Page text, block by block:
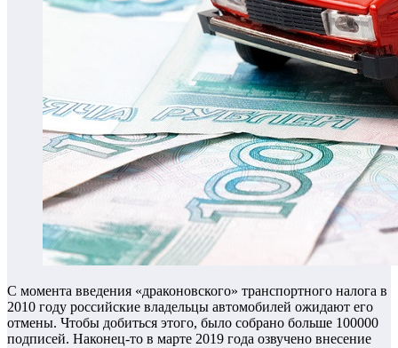
С момента введения «драконовского» транспортного налога в
2010 году российские владельцы автомобилей ожидают его
отмены. Чтобы добиться этого, было собрано больше 100000
подписей. Наконец-то в марте 2019 года озвучено внесение